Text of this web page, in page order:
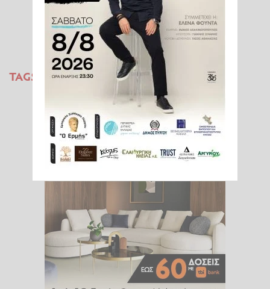
TAGS:
ΜΟΥΝΤΙΑΛ 2026
ΠΑΓΚΟΣΜΙΟ ΚΥΠΕΛΛΟ
ΠΟΔΟΣΦΑΙΡΟΥ
ΑΓΓΛΙΑ
ΜΕΞΙΚΟ